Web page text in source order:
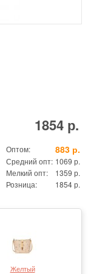
1854 р.
Оптом: 883 р.
Средний опт: 1069 р.
Мелкий опт:
1359 р.
Розница:
1854 р.
Желтый